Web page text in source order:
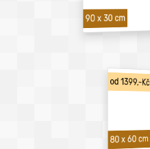
90 x 30 cm
od 1399,-Kč
80 x 60 cm